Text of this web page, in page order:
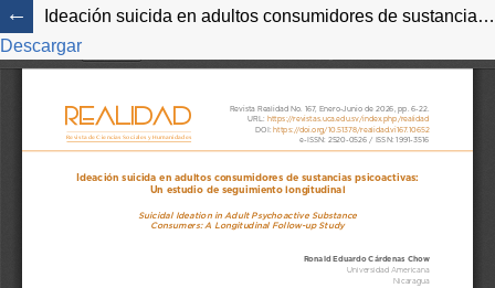
Ideación suicida en adultos consumidores de sustancias psicoactivas: Un estudio de seguimiento longitudinal
Descargar